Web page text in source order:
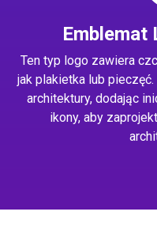
Emblemat
Ten typ logo zawiera
jak plakietka lub
architektury, dodając
ikony, aby